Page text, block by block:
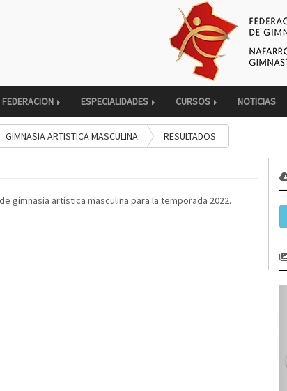
FEDERACION ESPECIALIDADES CURSOS NOTICIAS
GIMNASIA ARTISTICA MASCULINA RESULTADOS
gimnasia artística masculina para la temporada 2022.